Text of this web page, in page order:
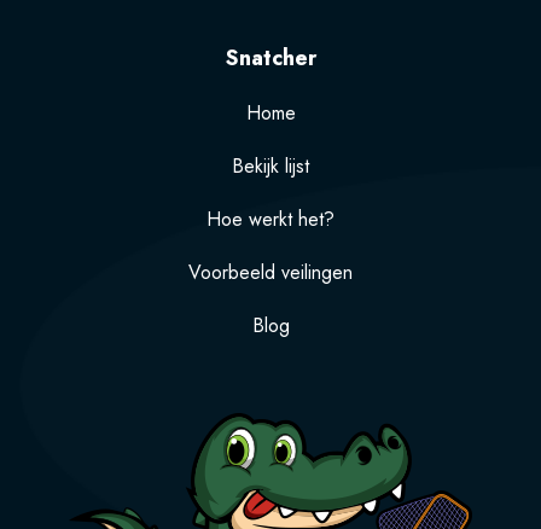
Snatcher
Home
Bekijk lijst
Hoe werkt het?
Voorbeeld veilingen
Blog